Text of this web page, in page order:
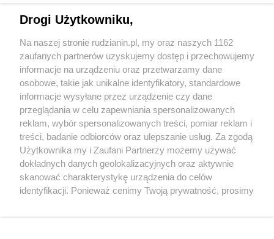
Wydawca mediów lokalnych
Nie zapomnij
zapoznać się z:
polityką prywatności regulamin korzystania z portali
Twojemiasto
Piekary Śląskie
Chorzów
Tarnowskie Góry
Skontakuj sięz nami
Kontakt
Wydawca
Redakcja
Drogi Użytkowniku,
Na naszej stronie rudzianin.pl, my oraz naszych 1162
zaufanych partnerów uzyskujemy dostęp i przechowujemy
informacje na urządzeniu oraz przetwarzamy dane
osobowe, takie jak unikalne identyfikatory, standardowe
informacje wysyłane przez urządzenie czy dane
przeglądania w celu zapewniania spersonalizowanych
reklam, wybór spersonalizowanych treści, pomiar reklam i
treści, badanie odbiorców oraz ulepszanie usług. Za zgodą
Użytkownika my i Zaufani Partnerzy możemy używać
dokładnych danych geolokalizacyjnych oraz aktywnie
skanować charakterystykę urządzenia do celów
identyfikacji. Ponieważ cenimy Twoją prywatność, prosimy